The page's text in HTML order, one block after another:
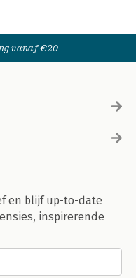
vanaf €20
en blijf up-to-date
inspirerende